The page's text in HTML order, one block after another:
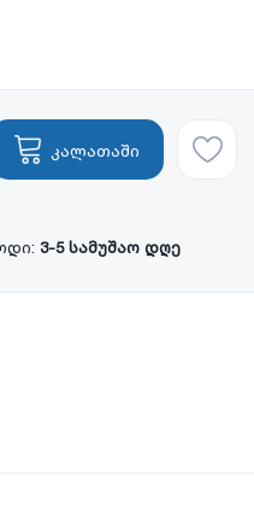
კალათაში
3-5 სამუშაო დღე